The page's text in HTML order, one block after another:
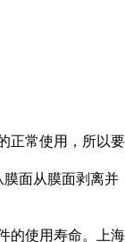
正常使用，所以要
面从膜面剥离并
的使用寿命。上海